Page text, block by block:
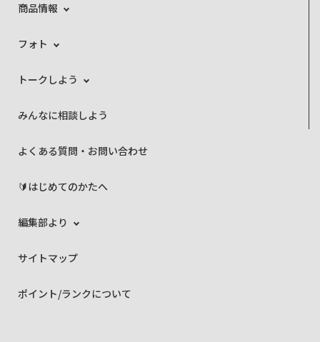
商品情報
フォト
トークしよう
みんなに相談しよう
よくある質問・お問い合わせ
🔰はじめてのかたへ
編集部より
サイトマップ
ポイント/ランクについて